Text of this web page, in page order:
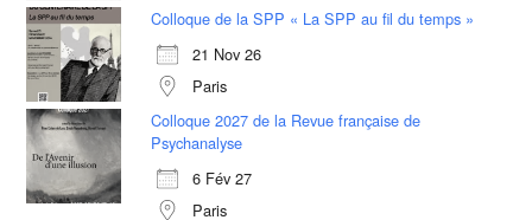
Colloque de la SPP « La SPP au fil du temps »
21 Nov 26
Paris
Colloque 2027 de la Revue française de
Psychanalyse
6 Fév 27
Paris